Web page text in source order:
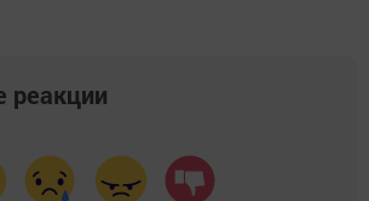
реакции